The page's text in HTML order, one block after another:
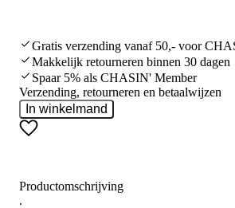
Gratis verzending vanaf 50,- voor
Makkelijk retourneren binnen 30 dagen
Spaar 5% als CHASIN' Member
Verzending, retourneren en betaalwijzen
In winkelmand
Productomschrijving
.